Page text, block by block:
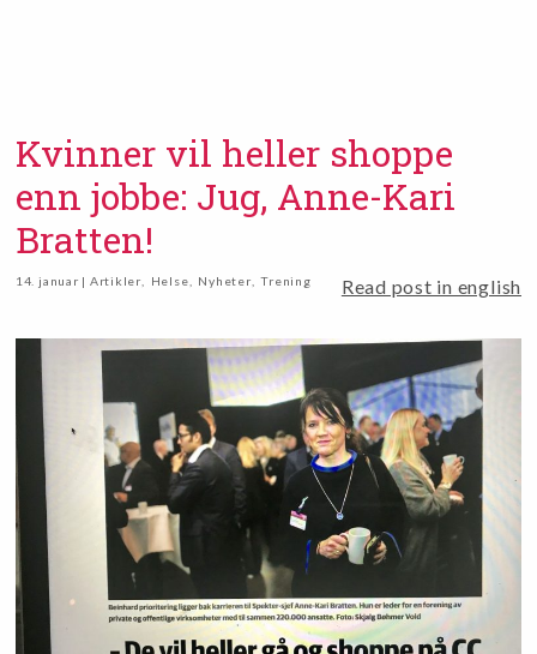
Kvinner vil heller shoppe
enn jobbe: Jug, Anne-Kari
Bratten!
14. januar | Artikler Helse Nyheter Trening Read post in english